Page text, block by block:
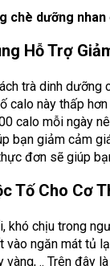
chè dưỡng nhan
Hỗ Trợ
trà dinh dưỡng
calo này thấp
calo mỗi ngày
bạn giảm cảm
đơn sẽ giúp
Tố Cho Cơ
khó chịu trong
ngăn mát tủ
.. Trên đây